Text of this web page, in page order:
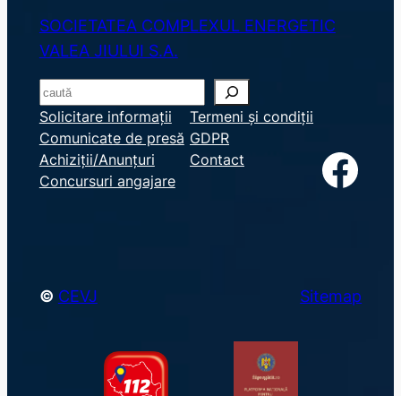
SOCIETATEA COMPLEXUL ENERGETIC
VALEA JIULUI S.A.
S
e
a
r
c
Solicitare informații
Comunicate de presă
Achiziții/Anunțuri
Concursuri angajare
Termeni și condiții
GDPR
Contact
Facebook
© CEVJ Sitemap